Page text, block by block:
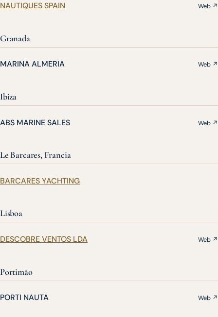
NAUTIQUES SPAIN Web ↗
Granada
MARINA ALMERIA Web ↗
Ibiza
ABS MARINE SALES Web ↗
Le Barcares, Francia
BARCARES YACHTING
Lisboa
DESCOBRE VENTOS LDA Web ↗
Portimão
PORTI NAUTA Web ↗